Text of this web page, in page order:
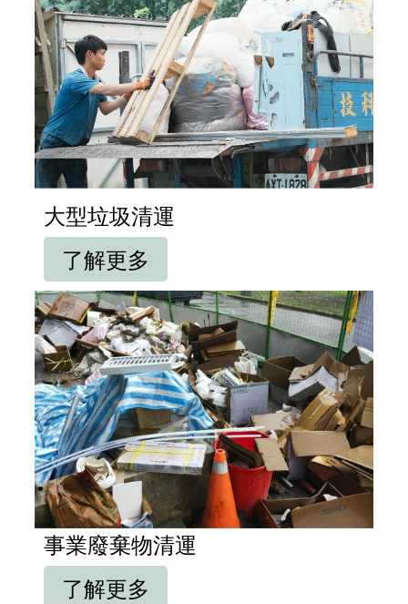
大型垃圾清運
了解更多
事業廢棄物清運
了解更多